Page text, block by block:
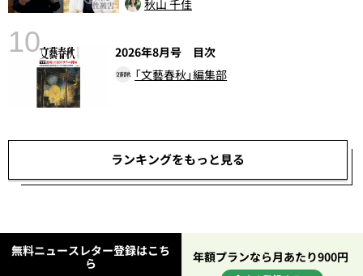
秋山 千佳
10
2026年8月号 目次
「文藝春秋」編集部
ランキングをもっと見る
無料ニュースレター登録はこち
ら
年額プランなら月あたり900円